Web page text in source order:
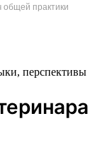
практики